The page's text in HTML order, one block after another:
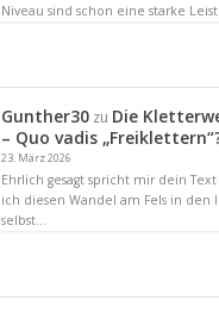
Niveau sind schon eine starke
Gunther30zu Die
– Quo vadis
23. März 2026
Ehrlich gesagt spricht mir dein
ich diesen Wandel am Fels in den
selbst…